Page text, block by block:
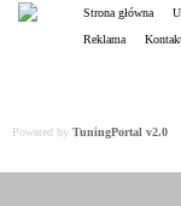
Strona główna
Reklama
Powered by TuningPortal v2.0